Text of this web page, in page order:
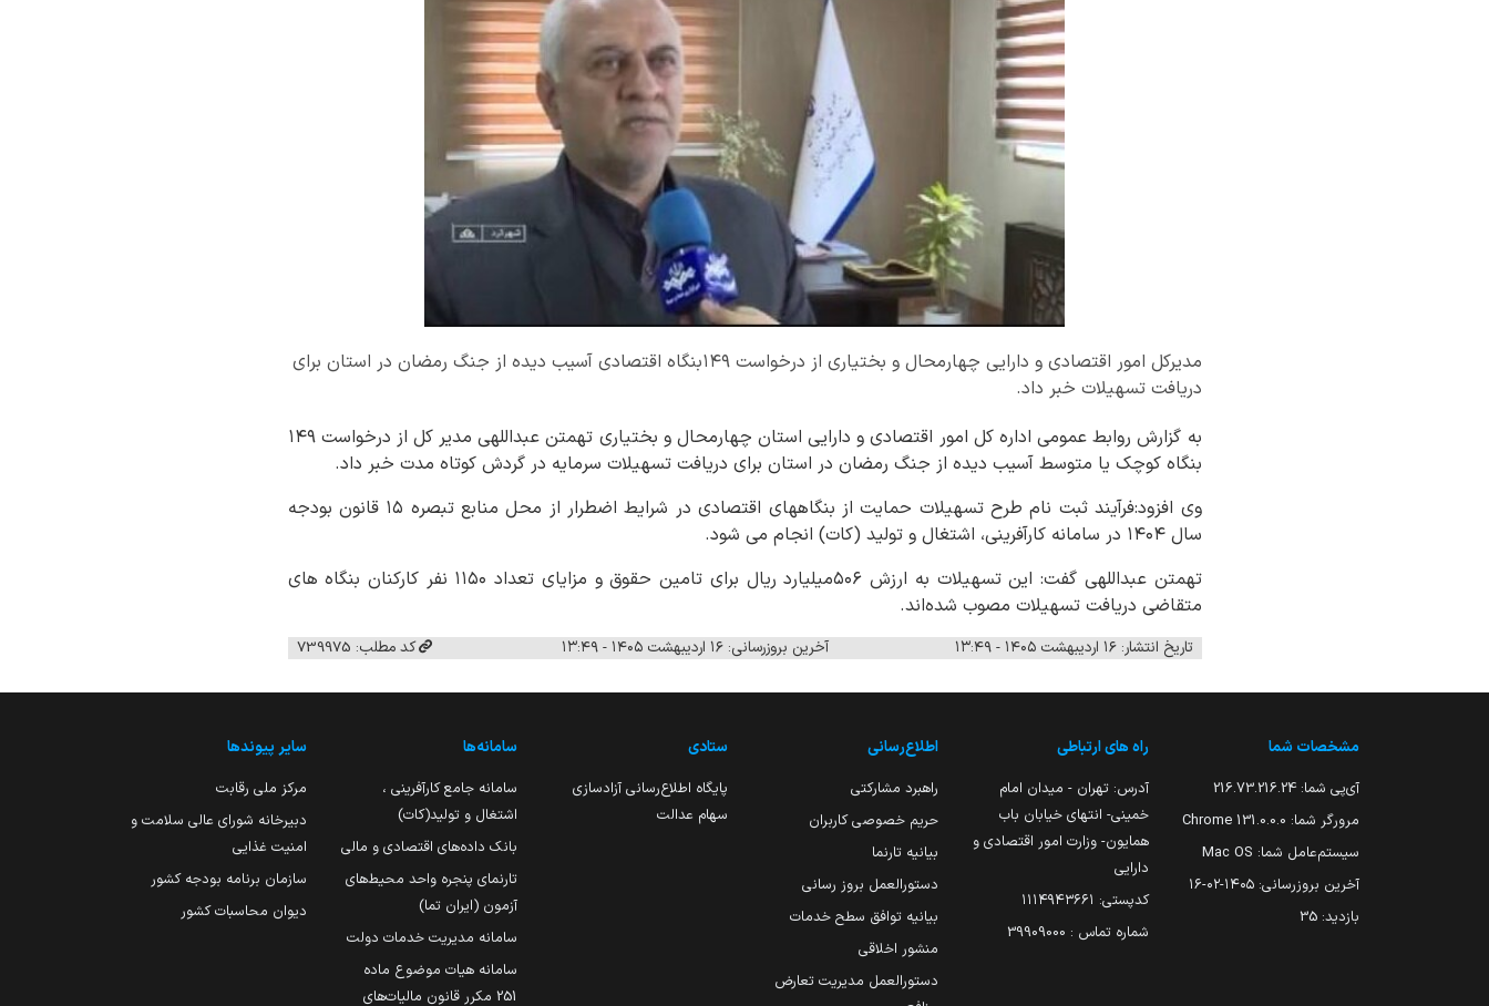
مدیرکل امور اقتصادی و دارایی چهارمحال و بختیاری از درخواست ۱۴۹بنگاه اقتصادی آسیب دیده از جنگ رمضان در استان برای
دریافت تسهیلات خبر داد.
به گزارش روابط عمومی اداره کل امور اقتصادی و دارایی استان چهارمحال و بختیاری تهمتن عبداللهی مدیر کل از درخواست ۱۴۹
بنگاه کوچک یا متوسط آسیب دیده از جنگ رمضان در استان برای دریافت تسهیلات سرمایه در گردش کوتاه مدت خبر داد.
وی افزود:فرآیند ثبت نام طرح تسهیلات حمایت از بنگاههای اقتصادی در شرایط اضطرار از محل منابع تبصره ۱۵ قانون بودجه
سال ۱۴۰۴ در سامانه کارآفرینی، اشتغال و تولید (کات) انجام می شود.
تهمتن عبداللهی گفت: این تسهیلات به ارزش ۵۰۶میلیارد ریال برای تامین حقوق و مزایای تعداد ۱۱۵۰ نفر کارکنان بنگاه های
متقاضی دریافت تسهیلات مصوب شده‌اند.
تاریخ انتشار: ۱۶ اردیبهشت ۱۴۰۵ - ۱۳:۴۹ آخرین بروزرسانی: ۱۶ اردیبهشت ۱۴۰۵ - ۱۳:۴۹ کد مطلب: 739975
مشخصات شما
آی‌پی شما: 216.73.216.24
مرورگر شما: 131.0.0.0 Chrome
سیستم‌عامل شما: Mac OS
آخرین بروزرسانی: ۱۴۰۵-۰۲-۱۶
بازدید: 35
راه های ارتباطی
آدرس: تهران - میدان امام
خمینی- انتهای خیابان باب
همایون- وزارت امور اقتصادی و
دارایی
کدپستی: ۱۱۱۴۹۴۳۶۶۱
شماره تماس : 39909000
اطلاع‌رسانی
راهبرد مشارکتی
حریم خصوصی کاربران
بیانیه تارنما
دستورالعمل بروز رسانی
بیانیه توافق سطح خدمات
منشور اخلاقی
دستورالعمل مدیریت تعارض
ستادی
پایگاه اطلاع‌رسانی آزادسازی
سهام عدالت
سامانه‌ها
سامانه جامع کارآفرینی ،
اشتغال و تولید(کات)
بانک داده‌های اقتصادی و مالی
تارنمای پنجره واحد محیط‌های
آزمون (ایران تما)
سامانه مدیریت خدمات دولت
سامانه هیات موضوع ماده
251 مکرر قانون مالیات‌های
سایر پیوندها
مرکز ملی رقابت
دبیرخانه شورای عالی سلامت و
امنیت غذایی
سازمان برنامه بودجه کشور
دیوان محاسبات کشور